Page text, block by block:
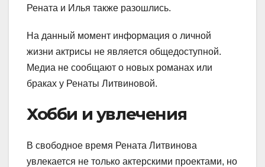
Рената и Илья также разошлись.
На данный момент информация о личной
жизни актрисы не является общедоступной.
Медиа не сообщают о новых романах или
браках у Ренаты Литвиновой.
Хобби и увлечения
В свободное время Рената Литвинова
увлекается не только актерскими проектами, но